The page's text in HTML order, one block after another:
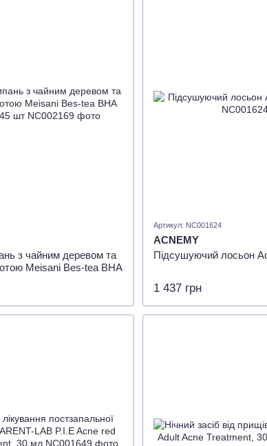
з чайним деревом та
Meisani Bes-tea BHA
Артикул: NC001624
ACNEMY
Підсушуючий лосьон
1 437 грн